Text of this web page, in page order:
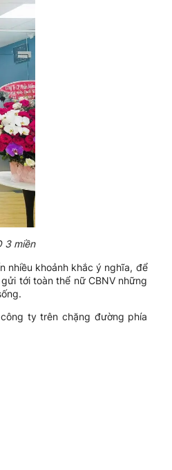
3 miền
nhiều khoảnh khắc ý nghĩa, để
tới toàn thể nữ CBNV những
ty trên chặng đường phía